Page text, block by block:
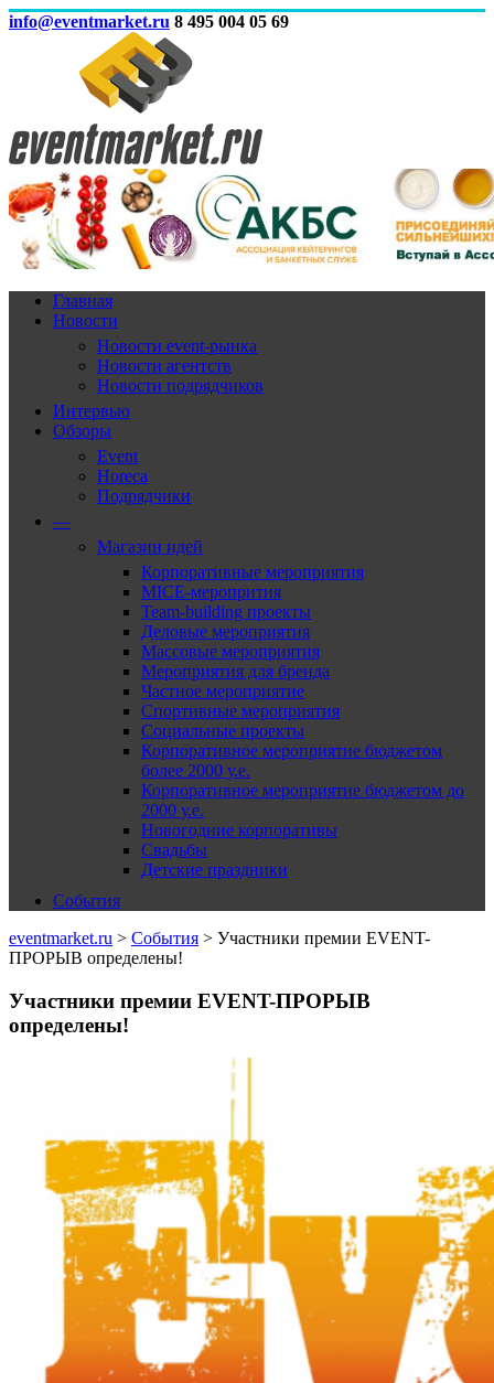
info@eventmarket.ru 8 495 004 05 69
Главная
Новости
Новости event-рынка
Новости агентств
Новости подрядчиков
Интервью
Обзоры
Event
Horeca
Подрядчики
—
Магазин идей
Корпоративные мероприятия
MICE-меропрития
Team-building проекты
Деловые мероприятия
Массовые мероприятия
Мероприятия для бренда
Частное мероприятие
Спортивные мероприятия
Социальные проекты
Корпоративное мероприятие бюджетом
более 2000 у.е.
Корпоративное мероприятие бюджетом до
2000 у.е.
Новогодние корпоративы
Свадьбы
Детские праздники
События
eventmarket.ru > События > Участники премии EVENT-
ПРОРЫВ определены!
Участники премии EVENT-ПРОРЫВ
определены!